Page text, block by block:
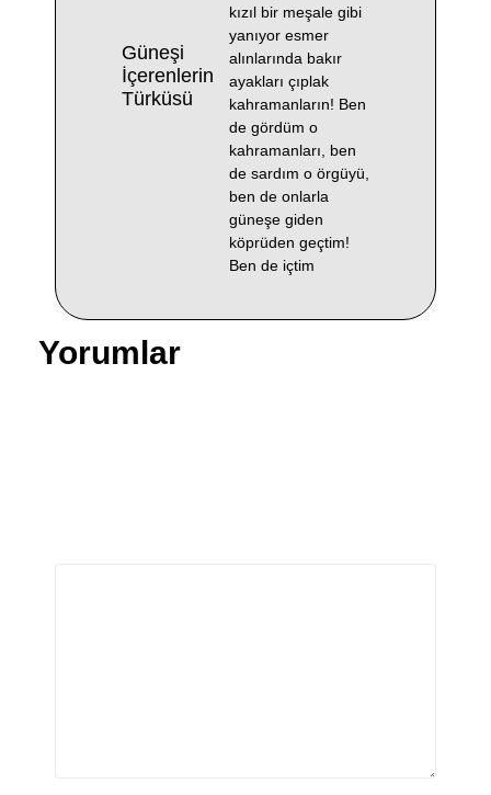
Güneşi
İçerenlerin
Türküsü
kızıl bir meşale gibi
yanıyor esmer
alınlarında bakır
ayakları çıplak
kahramanların! Ben
de gördüm o
kahramanları, ben
de sardım o örgüyü,
ben de onlarla
güneşe giden
köprüden geçtim!
Ben de içtim
Yorumlar